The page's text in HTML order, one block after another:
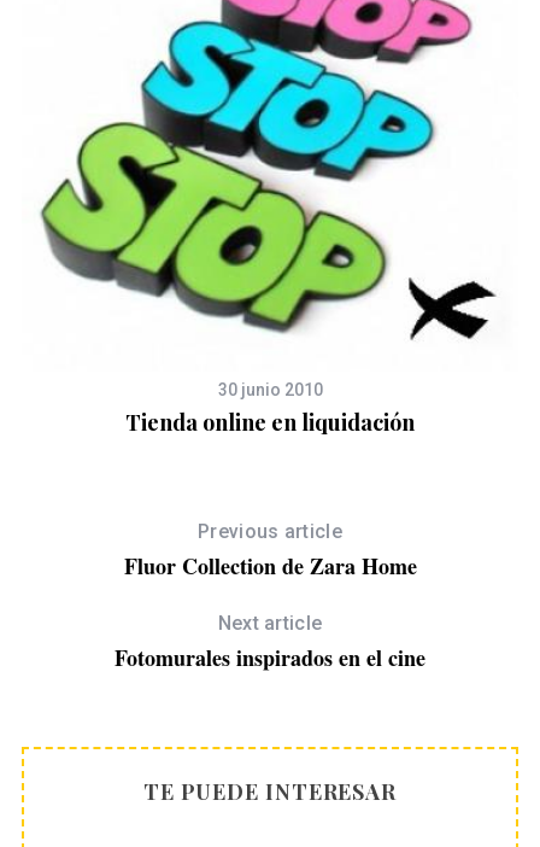
30 junio 2010
Tienda online en liquidación
Previous article
Fluor Collection de Zara Home
Next article
Fotomurales inspirados en el cine
TE PUEDE INTERESAR